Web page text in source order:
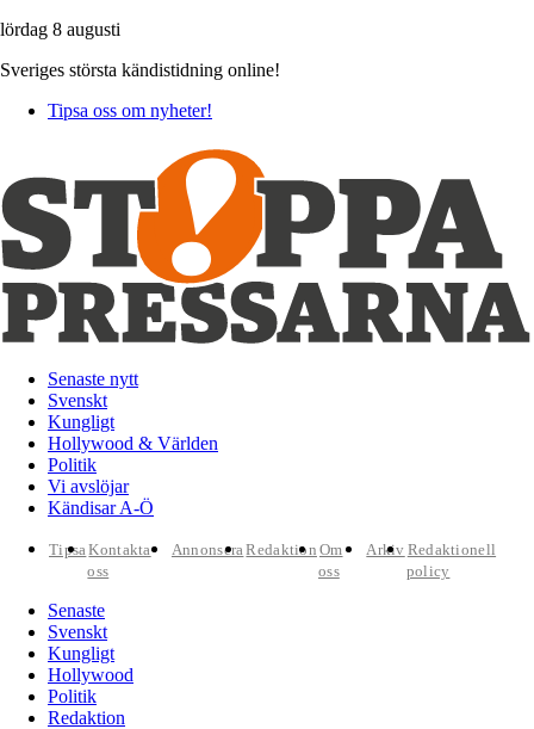
lördag 8 augusti
Sveriges största kändistidning online!
Tipsa oss om nyheter!
Senaste nytt
Svenskt
Kungligt
Hollywood & Världen
Politik
Vi avslöjar
Kändisar A-Ö
TipsaKontakta
oss
AnnonseraRedaktion Om
oss
Arkiv Redaktionell
policy
Senaste
Svenskt
Kungligt
Hollywood
Politik
Redaktion